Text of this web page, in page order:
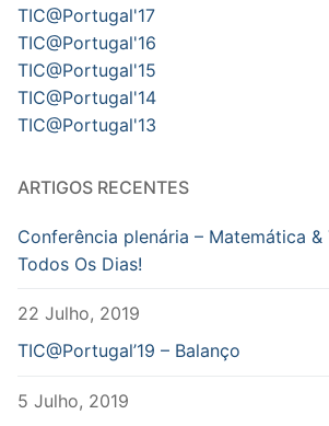
TIC@Portugal'17
TIC@Portugal'16
TIC@Portugal'15
TIC@Portugal'14
TIC@Portugal'13
ARTIGOS RECENTES
Conferência plenária – Matemática &
Todos Os Dias!
22 Julho, 2019
TIC@Portugal’19 – Balanço
5 Julho, 2019